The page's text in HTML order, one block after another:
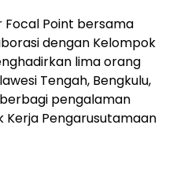
Focal Point bersama
dengan Kelompok
lima orang
Tengah, Bengkulu,
pengalaman
Pengarusutamaan